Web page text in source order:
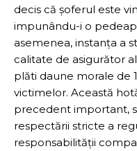
decis că șoferul este
impunându-i o
asemenea, instanța a
calitate de asigurător
plăti daune morale de
victimelor. Această
precedent important,
respectării stricte a
responsabilității